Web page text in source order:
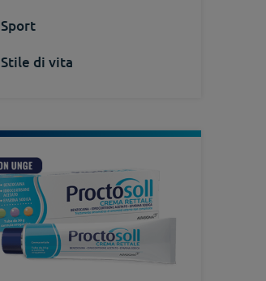
Sport
Stile di vita